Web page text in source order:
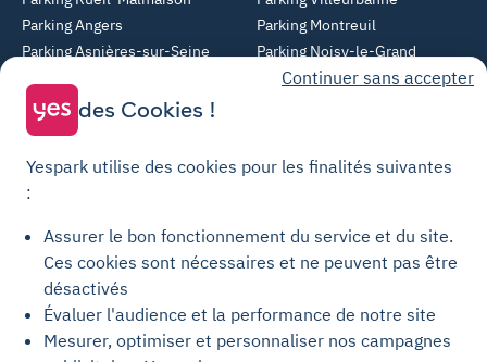
Parking Angers
Parking Asnières-sur-Seine
Parking Courbevoie
Parking Metz
Parking Montreuil
Parking Noisy-le-Grand
Parking Clermont-Ferrand
Yespark SAS, titulaire de la carte pro n°CPI 7501 2017 000 019 582 portant
les mentions "Gestion Immobilière" et "Transaction" délivrée par la CCI de
Conditions générales de vente Stationnement
Conditions générales de vente Recharge
Continuer sans accepter
des Cookies !
Yespark utilise des cookies pour les finalités suivantes
:
Assurer le bon fonctionnement du service et du site.
Ces cookies sont nécessaires et ne peuvent pas être
désactivés
Évaluer l'audience et la performance de notre site
Mesurer, optimiser et personnaliser nos campagnes